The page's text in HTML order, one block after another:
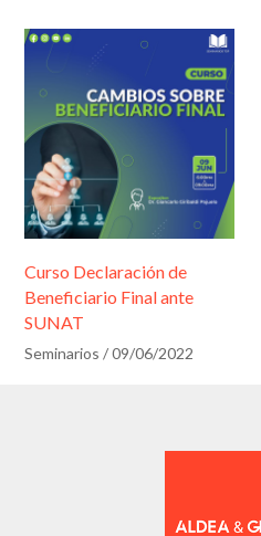
Curso Declaración de
Beneficiario Final ante
SUNAT
Seminarios /09/06/2022